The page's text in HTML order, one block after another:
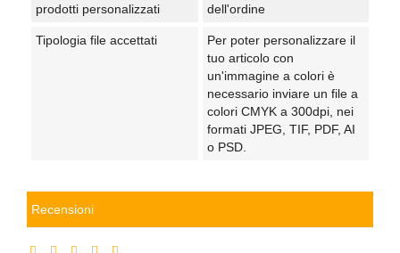
prodotti personalizzati
dell'ordine
Tipologia file accettati
Per poter personalizzare il
tuo articolo con
un'immagine a colori è
necessario inviare un file a
colori CMYK a 300dpi, nei
formati JPEG, TIF, PDF, AI
o PSD.
Recensioni